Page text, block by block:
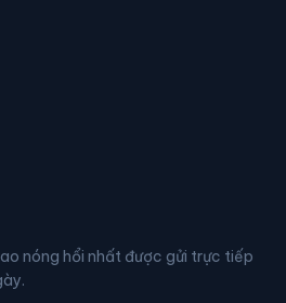
nóng hổi nhất được gửi trực tiếp